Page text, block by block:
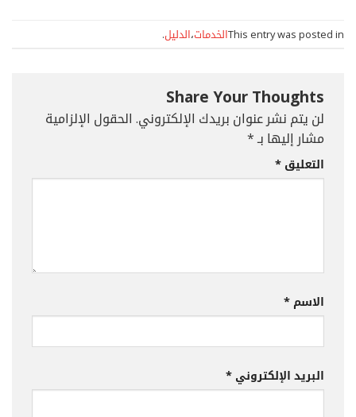
This entry was posted inالخدمات،الدليل
Share Your Thoughts
لن يتم نشر عنوان بريدك الإلكتروني. الحقول الإلزامية
مشار إليها بـ*
التعليق*
الاسم*
البريد الإلكتروني*